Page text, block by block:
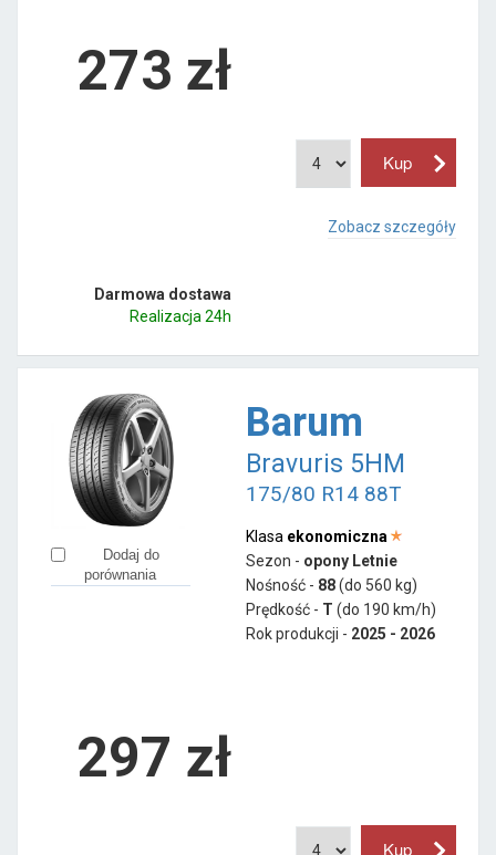
273 zł
Zobacz szczegóły
Darmowa dostawa
Realizacja 24h
Dodaj do
porównania
Barum
Bravuris 5HM
175/80 R14 88T
Klasa ekonomiczna
Sezon - opony Letnie
Nośność - 88(do 560 kg)
Prędkość - T (do 190 km/h)
Rok produkcji - 2025 - 2026
297 zł